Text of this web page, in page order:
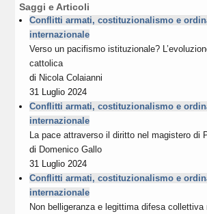
Saggi e Articoli
Conflitti armati, costituzionalismo e
internazionale
Verso un pacifismo istituzionale?
cattolica
di Nicola Colaianni
31 Luglio 2024
Conflitti armati, costituzionalismo e
internazionale
La pace attraverso il diritto nel magistero di
di Domenico Gallo
31 Luglio 2024
Conflitti armati, costituzionalismo e
internazionale
Non belligeranza e legittima difesa collettiva